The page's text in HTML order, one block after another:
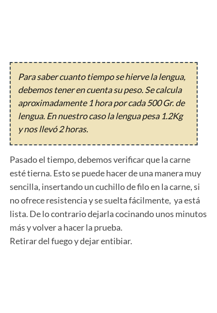
Para saber cuanto tiempo se hierve la lengua,
debemos tener en cuenta su peso. Se calcula
aproximadamente 1 hora por cada 500 Gr. de
lengua. En nuestro caso la lengua pesa 1.2Kg
y nos llevó 2 horas.
Pasado el tiempo, debemos verificar que la carne
esté tierna. Esto se puede hacer de una manera muy
sencilla, insertando un cuchillo de filo en la carne, si
no ofrece resistencia y se suelta fácilmente, ya está
lista. De lo contrario dejarla cocinando unos minutos
más y volver a hacer la prueba.
Retirar del fuego y dejar entibiar.